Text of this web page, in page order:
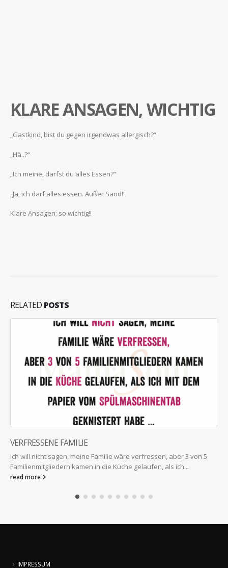
KLARE ANSAGEN, WICHTIG
„Gastkind, bist du gegen irgendwas allergisch?“
„Hä..?“
„Ich meine, darfst du alles Essen?“
„Ja, ich darf alles essen. Außer Sand!“
Klare Ansagen; so wichtig!!
RELATED POSTS
VERFRESSENE FAMILIE
Ich will nicht sagen, meine Familie wäre verfressen, aber 3 von 5
Familienmitgliedern kamen in die Küche gelaufen, als ich...
read more
IMPRESSUM